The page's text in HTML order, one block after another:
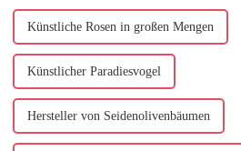
zurückzuführen ist. Als...
Künstliche Rosen in großen Mengen
Künstlicher Paradiesvogel
Hersteller von Seidenolivenbäumen